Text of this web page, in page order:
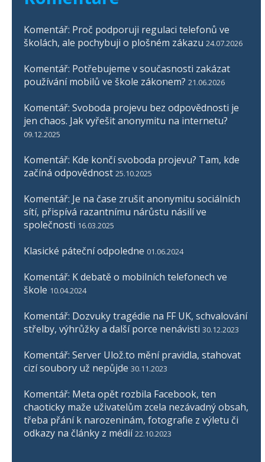
Komentář: Proč podporuji regulaci telefonů ve
školách, ale pochybuji o plošném zákazu 24.07.2026
Komentář: Potřebujeme v současnosti zakázat
používání mobilů ve škole zákonem? 21.06.2026
Komentář: Svoboda projevu bez odpovědnosti je
jen chaos. Jak vyřešit anonymitu na internetu?
09.12.2025
Komentář: Kde končí svoboda projevu? Tam, kde
začíná odpovědnost 25.10.2025
Komentář: Je na čase zrušit anonymitu sociálních
sítí, přispívá razantnímu nárůstu násilí ve
společnosti 16.03.2025
Klasické páteční odpoledne 01.06.2024
Komentář: K debatě o mobilních telefonech ve
škole 10.04.2024
Komentář: Dozvuky tragédie na FF UK, schvalování
střelby, výhrůžky a další porce nenávisti 30.12.2023
Komentář: Server Ulož.to mění pravidla, stahovat
cizí soubory už nepůjde 30.11.2023
Komentář: Meta opět rozbila Facebook, ten
chaoticky maže uživatelům zcela nezávadný obsah,
třeba přání k narozeninám, fotografie z výletu či
odkazy na články z médií 22.10.2023